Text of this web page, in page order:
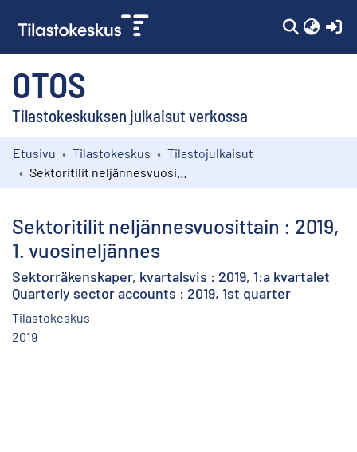
OTOS
Tilastokeskuksen julkaisut verkossa
Kokoelmat
Etusivu Tilastokeskus
Tilastojulkaisut
Sektoritilit neljännesvuosittain : 2019,
1. vuosineljännes
Sektorräkenskaper, kvartalsvis : 2019, 1:a kvartalet
Quarterly sector accounts : 2019, 1st quarter
Tilastokeskus
2019